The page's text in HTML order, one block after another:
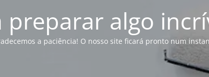
preparar algo
a paciência! O nosso site ficará pronto num